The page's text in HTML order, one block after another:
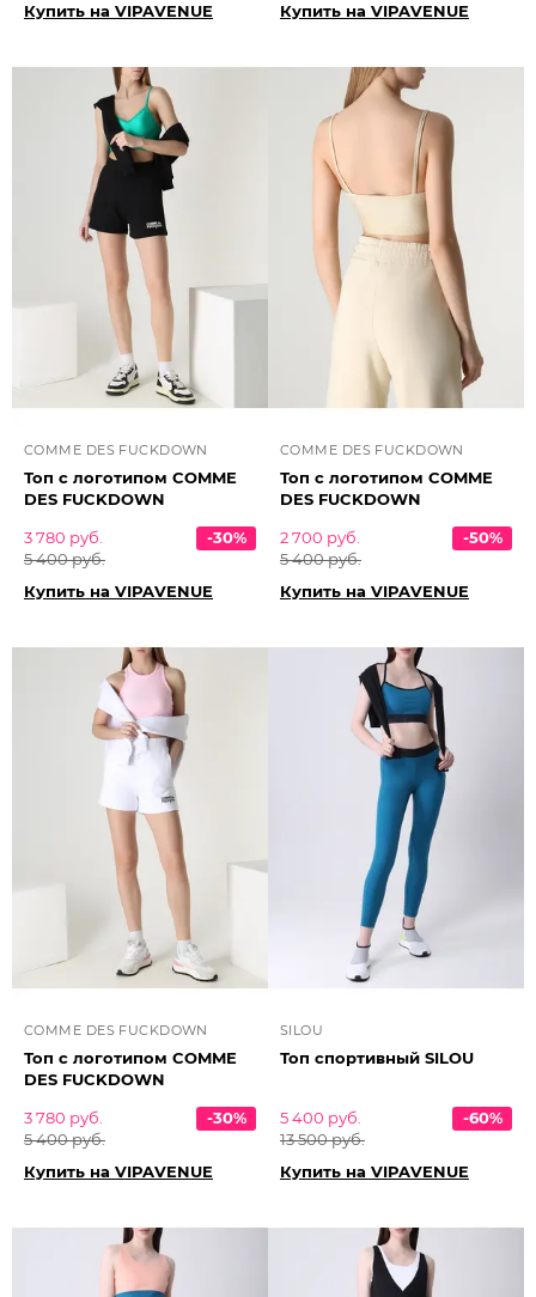
Купить на VIPAVENUE Купить на VIPAVENUE
COMME DES FUCKDOWN
Топ с логотипом COMME
DES FUCKDOWN
3 780 руб.
5 400 руб.
-30%
Купить на VIPAVENUE
COMME DES FUCKDOWN
Топ с логотипом COMME
DES FUCKDOWN
2 700 руб.
5 400 руб.
-50%
Купить на VIPAVENUE
COMME DES FUCKDOWN
Топ с логотипом COMME
DES FUCKDOWN
3 780 руб.
5 400 руб.
-30%
Купить на VIPAVENUE
SILOU
Топ спортивный SILOU
5 400 руб.
13 500 руб.
-60%
Купить на VIPAVENUE